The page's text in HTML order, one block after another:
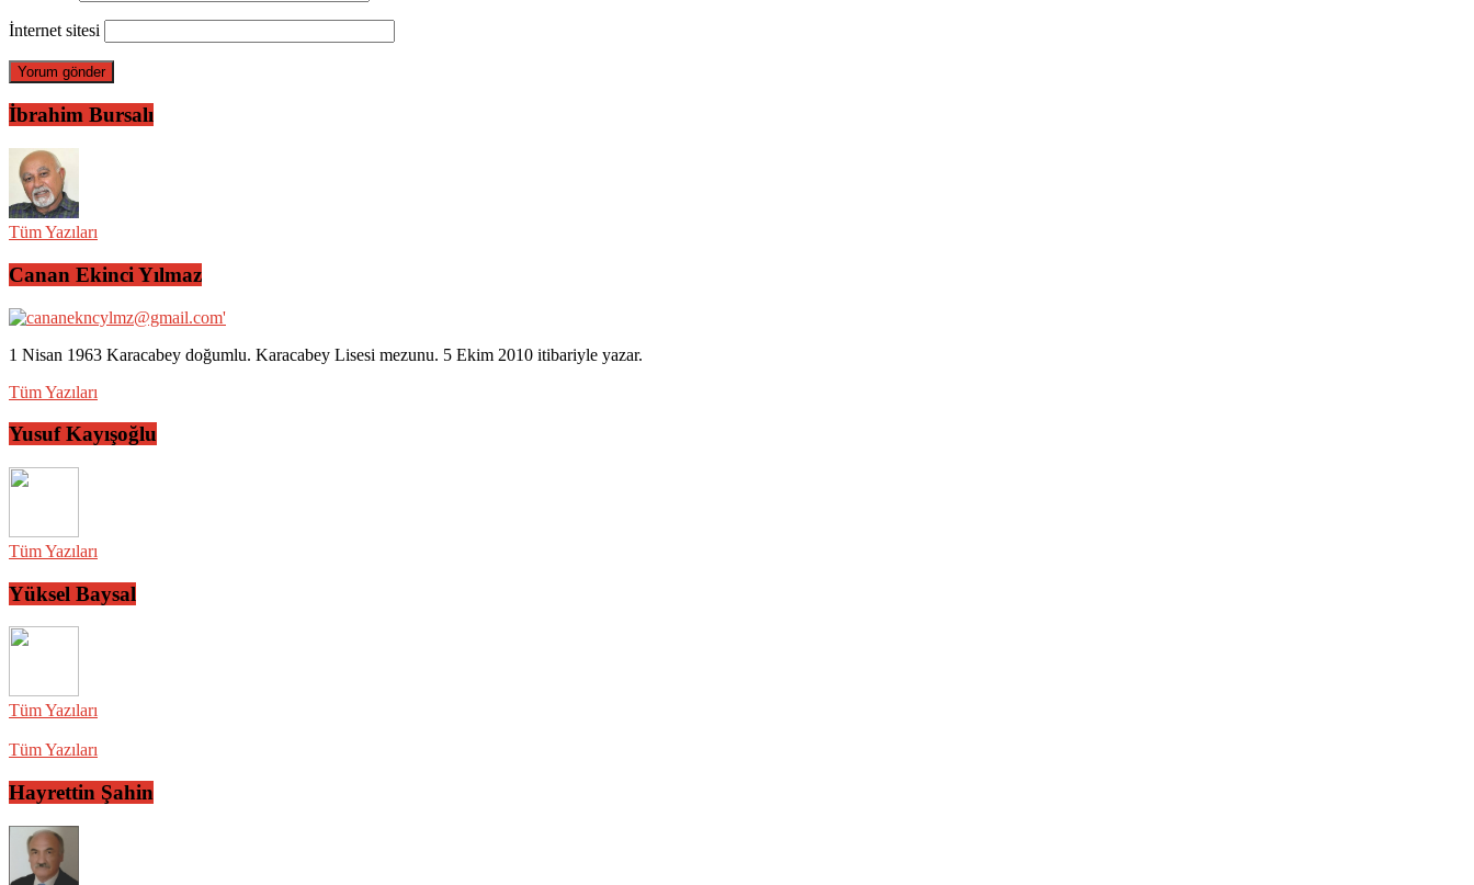
İnternet sitesi
İbrahim Bursalı
Tüm Yazıları
Canan Ekinci Yılmaz
1 Nisan 1963 Karacabey doğumlu. Karacabey Lisesi mezunu. 5 Ekim 2010 itibariyle yazar.
Tüm Yazıları
Yusuf Kayışoğlu
Tüm Yazıları
Yüksel Baysal
Tüm Yazıları
Tüm Yazıları
Hayrettin Şahin